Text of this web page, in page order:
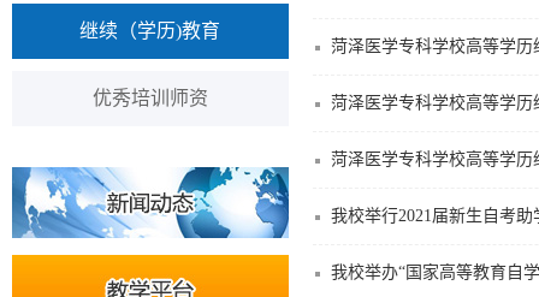
继续（学历)教育
优秀培训师资
菏泽医学专科学校高等学
菏泽医学专科学校高等学
菏泽医学专科学校高等学
我校举行2021届新生自考
我校举办“国家高等教育自